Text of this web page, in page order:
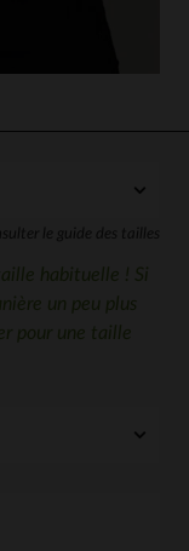
le guide des tailles
habituelle ! Si
un peu plus
pour une taille